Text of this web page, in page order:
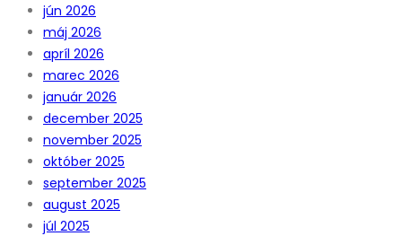
jún 2026
máj 2026
apríl 2026
marec 2026
január 2026
december 2025
november 2025
október 2025
september 2025
august 2025
júl 2025